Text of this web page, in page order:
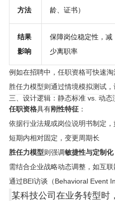
方法
龄、证书）
结果
影响
保障岗位稳定性，减
少离职率
例如在招聘中，任职资格可快速
胜任力模型则通过情境模拟测试
三、设计逻辑：静态标准 vs. 动态
任职资格具有刚性特征：
依据行业法规或岗位说明书制定
短期内相对固定，变更周期长
胜任力模型则强调敏捷性与定制化
需结合企业战略动态调整，如互
通过BEI访谈（Behavioral Event
某科技公司在业务转型时